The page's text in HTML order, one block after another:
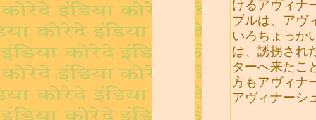
けるアヴィナ
ブルは、アヴ
いろちょっか
は、誘拐され
ターへ来たこ
方もアヴィナ
アヴィナーシ